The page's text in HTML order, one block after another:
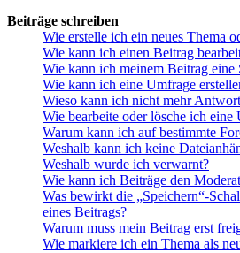
Beiträge schreiben
Wie erstelle ich ein neues Thema
Wie kann ich einen Beitrag
Wie kann ich meinem Beitrag eine
Wie kann ich eine Umfrage
Wieso kann ich nicht mehr
Wie bearbeite oder lösche ich eine
Warum kann ich auf bestimmte
Weshalb kann ich keine
Weshalb wurde ich verwarnt?
Wie kann ich Beiträge den
Was bewirkt die „Speichern“-
eines Beitrags?
Warum muss mein Beitrag erst
Wie markiere ich ein Thema als